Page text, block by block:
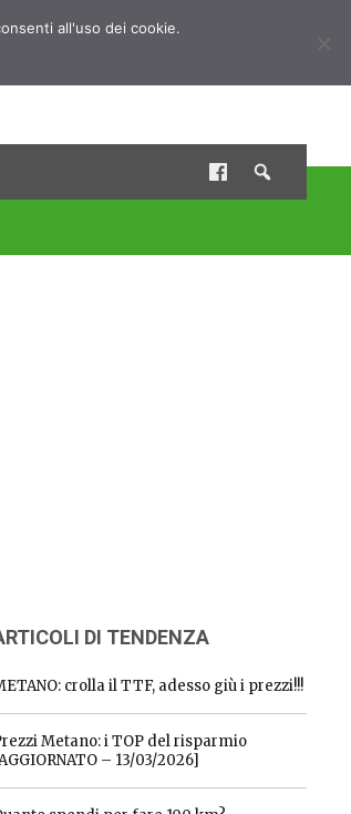
DI TENDENZA
crolla il TTF, adesso giù i prezzi!!!
Metano: i TOP del risparmio
– 13/03/2026]
all'uso dei cookie.